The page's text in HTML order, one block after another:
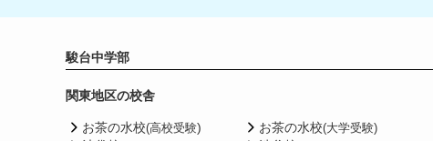
駿台中学部
関東地区の校舎
お茶の水校(高校受験)
お茶の水校(大学受験)